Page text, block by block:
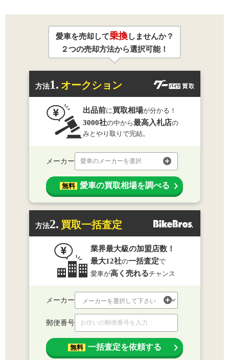
愛車を売却して乗換しませんか？
２つの売却方法から選択可能！
方法1. オークション
出品前に買取相場が分かる！
3000社の中から最高入札店の
みとやり取りで完結。
メーカー 愛車のメーカーを選択
無料 愛車の買取相場を調べる
方法2. 買取一括査定
業界最大級の加盟店数！
最大12社の一括査定で
愛車が高く売れるチャンス
メーカー
郵便番号
無料 一括査定を依頼する